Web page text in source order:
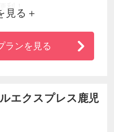
利！
ススメです。また、近
ど、
ます。当館周辺には、
様のお越しをスタッフ
ります。
見る
ランを見る
エクスプレス鹿児